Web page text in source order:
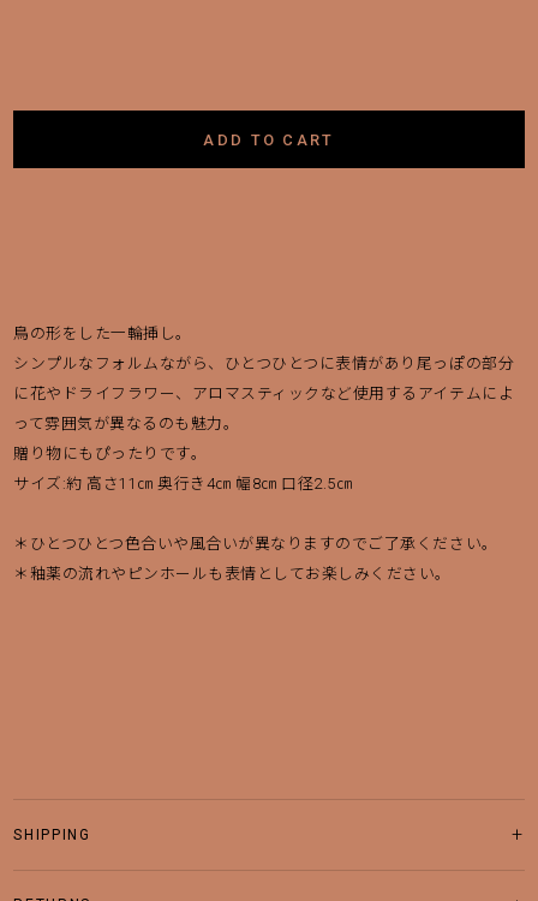
ADD TO CART
鳥の形をした一輪挿し。
シンプルなフォルムながら、ひとつひとつに表情があり尾っぽの部分
に花やドライフラワー、アロマスティックなど使用するアイテムによ
って雰囲気が異なるのも魅力。
贈り物にもぴったりです。
サイズ:約 高さ11㎝ 奥行き4㎝ 幅8㎝ 口径2.5㎝
＊ひとつひとつ色合いや風合いが異なりますのでご了承ください。
＊釉薬の流れやピンホールも表情としてお楽しみください。
SHIPPING